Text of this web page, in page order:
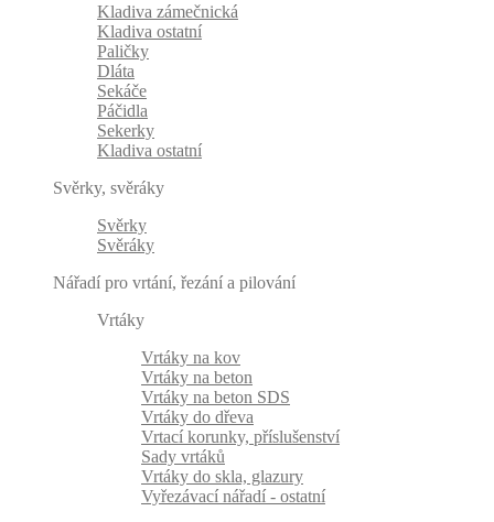
Kladiva zámečnická
Kladiva ostatní
Paličky
Dláta
Sekáče
Páčidla
Sekerky
Kladiva ostatní
Svěrky, svěráky
Svěrky
Svěráky
Nářadí pro vrtání, řezání a pilování
Vrtáky
Vrtáky na kov
Vrtáky na beton
Vrtáky na beton SDS
Vrtáky do dřeva
Vrtací korunky, příslušenství
Sady vrtáků
Vrtáky do skla, glazury
Vyřezávací nářadí - ostatní